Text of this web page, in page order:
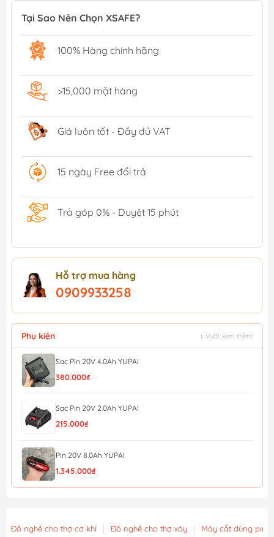
Tại Sao Nên Chọn XSAFE?
100% Hàng chính hãng
>15,000 mặt hàng
Giá luôn tốt - Đầy đủ VAT
15 ngày Free đổi trả
Trả góp 0% - Duyệt 15 phút
Hỗ trợ mua hàng
0909933258
Phụ kiện ↕ Vuốt xem thêm
Sạc Pin 20V 4.0Ah YUPAI
380.000₫
Sạc Pin 20V 2.0Ah YUPAI
215.000₫
Pin 20V 8.0Ah YUPAI
1.345.000₫
Đồ nghề cho thợ cơ khí
| Đồ nghề cho thợ xây | Máy cắt dùng pin